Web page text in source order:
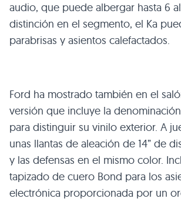
audio, que puede albergar hasta 6
distinción en el segmento, el Ka
parabrisas y asientos calefactados.
Ford ha mostrado también en el
versión que incluye la
para distinguir su vinilo exterior. A
unas llantas de aleación de 14” de
y las defensas en el mismo color.
tapizado de cuero Bond para los
electrónica proporcionada por un